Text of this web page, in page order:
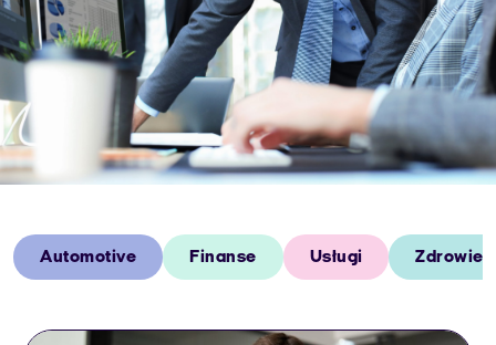
Automotive Finanse Usługi Zdrowie